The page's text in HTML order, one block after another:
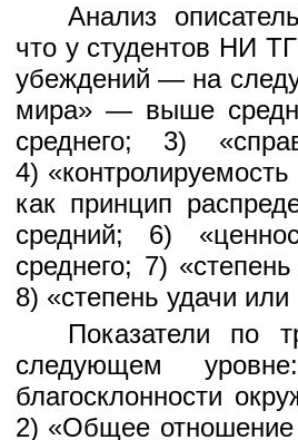
Анализ
что у студентов НИ
убеждений — на
мира» — выше
среднего; 3)
4)
как принцип
средний; 6)
среднего; 7)
8) «степень удачи
Показатели по
следующем
благосклонности
2) «Общее